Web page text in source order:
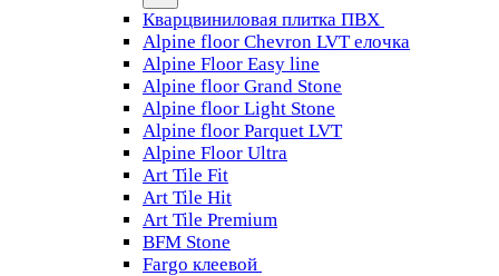
Кварцвиниловая плитка ПВХ
Alpine floor Chevron LVT елочка
Alpine Floor Easy line
Alpine floor Grand Stone
Alpine floor Light Stone
Alpine floor Parquet LVT
Alpine Floor Ultra
Art Tile Fit
Art Tile Hit
Art Tile Premium
BFM Stone
Fargo клеевой